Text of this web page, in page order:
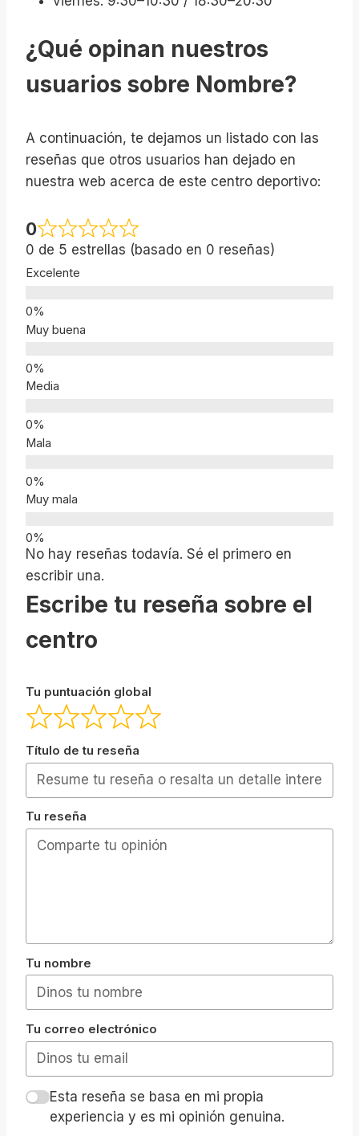
¿Qué opinan nuestros
usuarios sobre Nombre?
A continuación, te dejamos un listado con las
reseñas que otros usuarios han dejado en
nuestra web acerca de este centro deportivo:
0
0 de 5 estrellas (basado en 0 reseñas)
Excelente
Muy buena
Media
Mala
Muy mala
No hay reseñas todavía. Sé el primero en
escribir una.
Escribe tu reseña sobre el
centro
Tu puntuación global
Título de tu reseña
Tu reseña
Tu nombre
Tu correo electrónico
Esta reseña se basa en mi propia
experiencia y es mi opinión genuina.